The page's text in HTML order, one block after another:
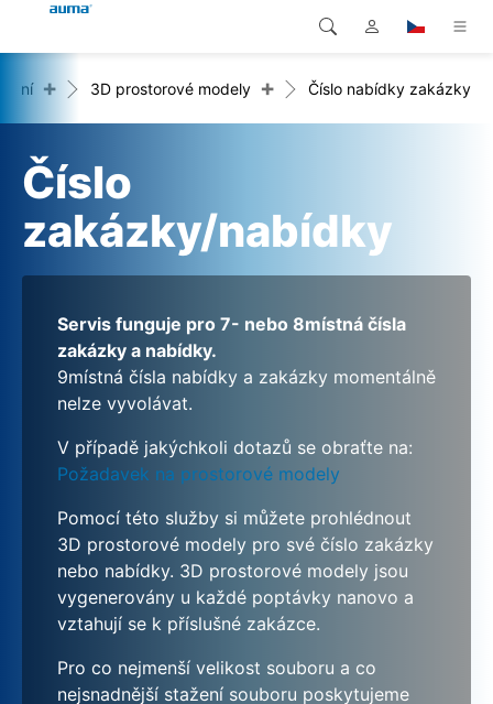
Produkty
Řešení
Ke stažení
Společnost
Kontakt
Global
Evropa
Asie a Pacifik
Severní Amerika
Vyhledávání
+ 3D prostorové modely + Číslo nabídky zakázky
Číslo
zakázky/nabídky
Servis funguje pro 7- nebo 8místná čísla
zakázky a nabídky.
9místná čísla nabídky a zakázky momentálně
nelze vyvolávat.
V případě jakýchkoli dotazů se obraťte na:
Požadavek na prostorové modely
Pomocí této služby si můžete prohlédnout
3D prostorové modely pro své číslo zakázky
nebo nabídky. 3D prostorové modely jsou
vygenerovány u každé poptávky nanovo a
vztahují se k příslušné zakázce.
Pro co nejmenší velikost souboru a co
nejsnadnější stažení souboru poskytujeme